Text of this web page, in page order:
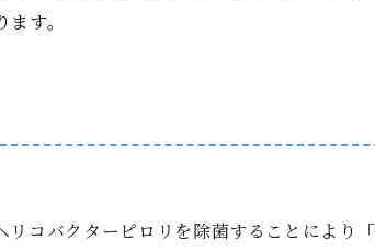
す。
コバクターピロリを除菌することにより「